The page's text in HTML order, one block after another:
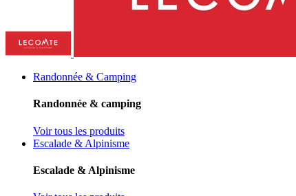
Randonnée & Camping
Randonnée & camping
Voir tous les produits
Escalade & Alpinisme
Escalade & Alpinisme